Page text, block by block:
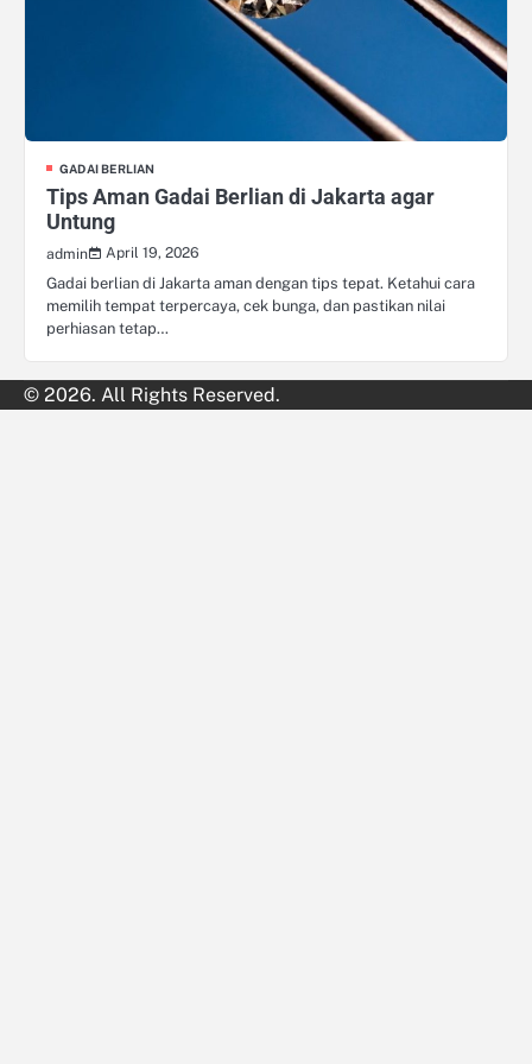
GADAI BERLIAN
Tips Aman Gadai Berlian di Jakarta agar
Untung
admin
April 19, 2026
Gadai berlian di Jakarta aman dengan tips tepat. Ketahui cara
memilih tempat terpercaya, cek bunga, dan pastikan nilai
perhiasan tetap…
© 2026. All Rights Reserved.